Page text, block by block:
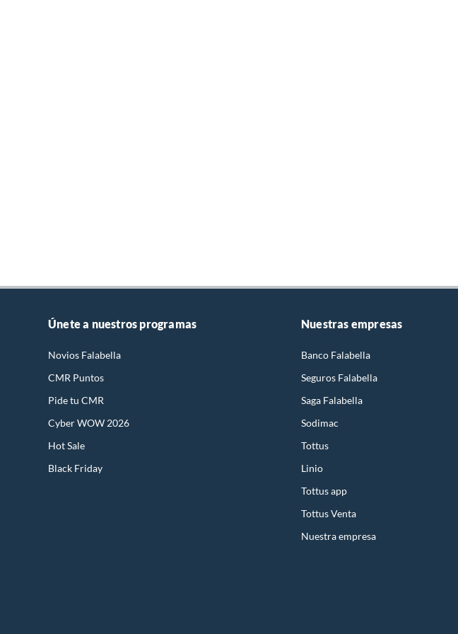
Únete a nuestros programas
Novios Falabella
CMR Puntos
Pide tu CMR
Cyber WOW 2026
Hot Sale
Black Friday
Nuestras empresas
Banco Falabella
Seguros Falabella
Saga Falabella
Sodimac
Tottus
Linio
Tottus app
Tottus Venta
Nuestra empresa